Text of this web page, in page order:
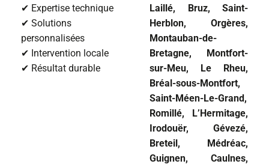
✔ Expertise technique
✔ Solutions
personnalisées
✔ Intervention locale
✔ Résultat durable
Laillé, Bruz, Saint-
Herblon, Orgères,
Montauban-de-
Bretagne, Montfort-
sur-Meu, Le Rheu,
Bréal-sous-Montfort,
Saint-Méen-Le-Grand,
Romillé, L’Hermitage,
Irodouër, Gévezé,
Breteil, Médréac,
Guignen, Caulnes,